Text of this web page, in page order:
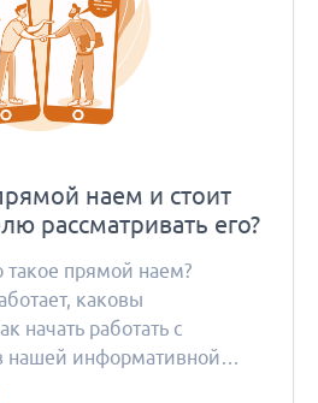
наем и стоит
рассматривать его?
такое прямой наем?
каковы
начать работать с
информативной